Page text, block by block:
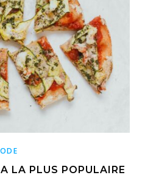
LA PLUS POPULAIRE